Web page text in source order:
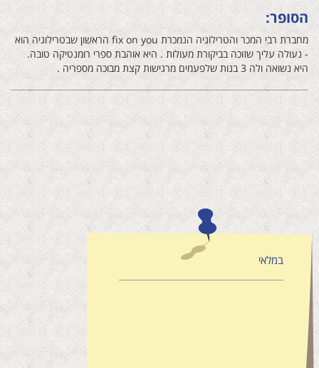
הסופר:
מחברת רבי המכר והטרילוגיה הנמכרת fix on you הראשון שבטרילוגיה הוא
- נעולה עליך שזוכה בביקורת מעולות . היא אוהבת ספרי רומנטיקה טובה.
היא נשואה ולה 3 בנות שלפעמים מרגישות קצת מבוכה מספריה .
במלאי